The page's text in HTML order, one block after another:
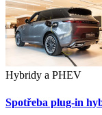
Hybridy a PHEV
Spotřeba plug-in